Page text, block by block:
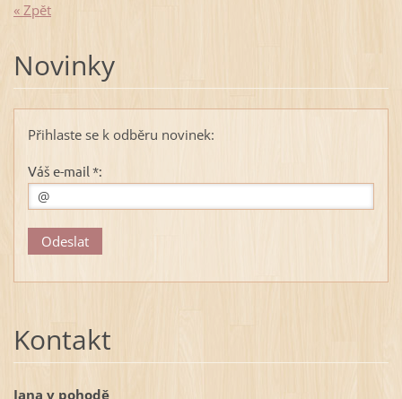
« Zpět
Novinky
Přihlaste se k odběru novinek:
Váš e-mail *:
Kontakt
Jana v pohodě